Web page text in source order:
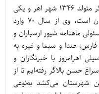
، حسن بالاگر متولد 1346 شهر اهر و یکی
از خبرنگاران پیش‌کسوت این شهرستان است، وی از سال 70 وارد
ماهنامه شیور ارسباران و
فارس، صدا و سیما و غیره به
اهرامروز با خبرنگاران و
حسن بالاگر رفته‌ایم تا از
شهرستان می‌کشد به‌نوعی